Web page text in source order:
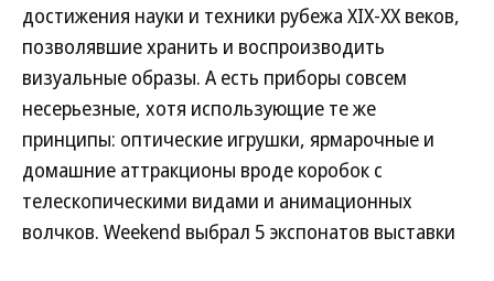
достижения науки и техники рубежа XIX-XX веков,
позволявшие хранить и воспроизводить
визуальные образы. А есть приборы совсем
несерьезные, хотя использующие те же
принципы: оптические игрушки, ярмарочные и
домашние аттракционы вроде коробок с
телескопическими видами и анимационных
волчков. Weekend выбрал 5 экспонатов выставки